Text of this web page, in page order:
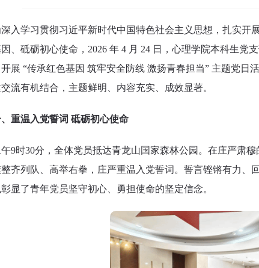
入学习贯彻习近平新时代中国特色社会主义思想，扎实开
、砥砺初心使命，2026 年 4 月 24 日，心理学院本科生党
展 “传承红色基因 筑牢安全防线 激扬青春担当” 主题党日
流有机结合，主题鲜明、内容充实、成效显著。
重温入党誓词 砥砺初心使命
9时30分，全体党员抵达青龙山国家森林公园。在庄严肃
齐列队、高举右拳，庄严重温入党誓词。誓言铿锵有力、
显了青年党员坚守初心、勇担使命的坚定信念。